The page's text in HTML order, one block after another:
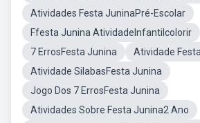
Atividades Festa JuninaPré-Escolar
Ffesta Junina AtividadeInfantilcolorir
7 ErrosFesta Junina
Atividade
Atividade SilabasFesta Junina
Jogo Dos 7 ErrosFesta Junina
Atividades Sobre Festa Junina2 Ano